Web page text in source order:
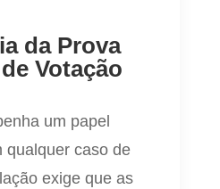
da Prova
Votação
um papel
qualquer caso de
exige que as